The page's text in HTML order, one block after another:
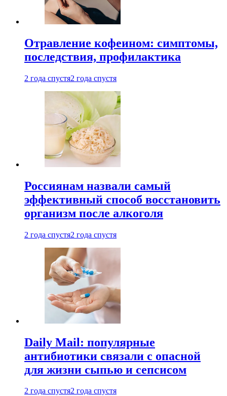
Отравление кофеином: симптомы,
последствия, профилактика
2 года спустя2 года спустя
Россиянам назвали самый
эффективный способ восстановить
организм после алкоголя
2 года спустя2 года спустя
Daily Mail: популярные
антибиотики связали с опасной
для жизни сыпью и сепсисом
2 года спустя2 года спустя